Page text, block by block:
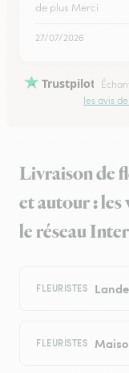
de plus Merci
27/07/2026
Trustpilot
les avis
Livraison de
et autour : les
le réseau
FLEURISTES
FLEURISTES